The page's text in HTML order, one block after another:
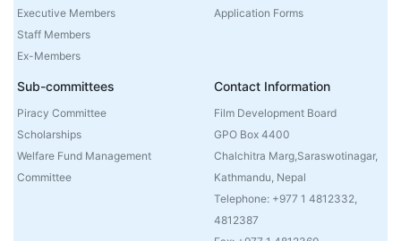
Executive Members
Staff Members
Ex-Members
Application Forms
Sub-committees
Piracy Committee
Scholarships
Welfare Fund Management
Committee
Contact Information
Film Development Board
GPO Box 4400
Chalchitra Marg,Saraswotinagar,
Kathmandu, Nepal
Telephone: +977 1 4812332,
4812387